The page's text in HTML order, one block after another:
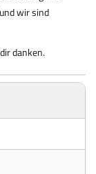
wir sind
danken.